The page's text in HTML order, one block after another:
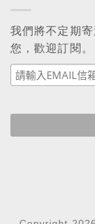
我們將不定期
您，歡迎訂閱。